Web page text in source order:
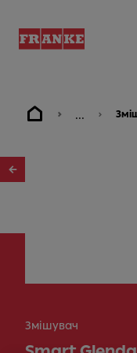
...
Змішувач